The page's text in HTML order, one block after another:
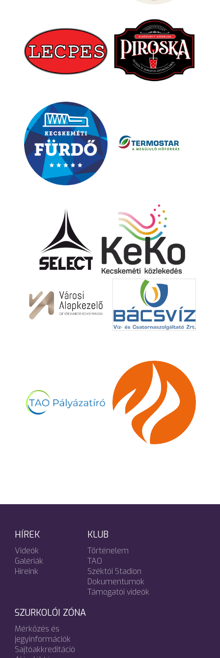
HÍREK
Videók
Galériák
Híreink
KLUB
Történelem
TAO
Széktói Stadion
Dokumentumok
Támogatói videók
SZURKOLÓI ZÓNA
Mérkőzés és
jegyinformációk
Sajtóakkreditáció